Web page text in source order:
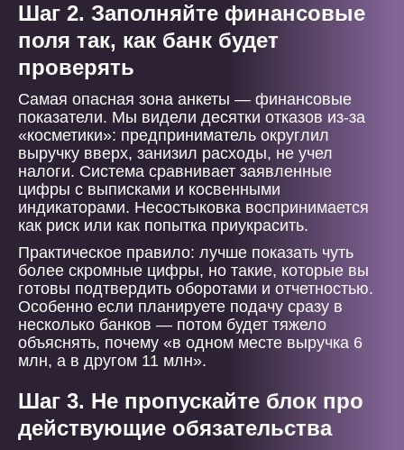
Шаг 2. Заполняйте финансовые
поля так, как банк будет
проверять
Самая опасная зона анкеты — финансовые
показатели. Мы видели десятки отказов из-за
«косметики»: предприниматель округлил
выручку вверх, занизил расходы, не учел
налоги. Система сравнивает заявленные
цифры с выписками и косвенными
индикаторами. Несостыковка воспринимается
как риск или как попытка приукрасить.
Практическое правило: лучше показать чуть
более скромные цифры, но такие, которые вы
готовы подтвердить оборотами и отчетностью.
Особенно если планируете подачу сразу в
несколько банков — потом будет тяжело
объяснять, почему «в одном месте выручка 6
млн, а в другом 11 млн».
Шаг 3. Не пропускайте блок про
действующие обязательства